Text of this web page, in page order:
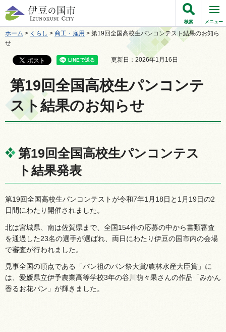
伊豆の国市
検索 メニュー
ホーム > くらし > 商工・雇用 > 第19回全国高校生パンコンテスト結果のお知ら
せ
更新日：2026年1月16日
第19回全国高校生パンコンテ
スト結果のお知らせ
第19回全国高校生パンコンテス
ト結果発表
第19回全国高校生パンコンテストが令和7年1月18日と1月19日の2
日間にわたり開催されました。
北は宮城県、南は佐賀県まで、全国154件の応募の中から書類審査
を通過した23名の選手が選ばれ、両日にわたり伊豆の国市内の会場
で審査が行われました。
見事全国の頂点である「パン祖のパン祭大賞/農林水産大臣賞」に
は、愛媛県立伊予農業高等学校3年の谷川萌々果さんの作品「みかん
香るお花パン」が輝きました。